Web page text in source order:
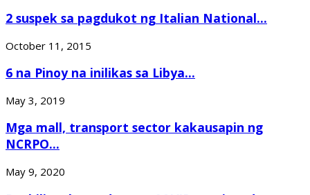
2 suspek sa pagdukot ng Italian National...
October 11, 2015
6 na Pinoy na inilikas sa Libya...
May 3, 2019
Mga mall, transport sector kakausapin ng
NCRPO...
May 9, 2020